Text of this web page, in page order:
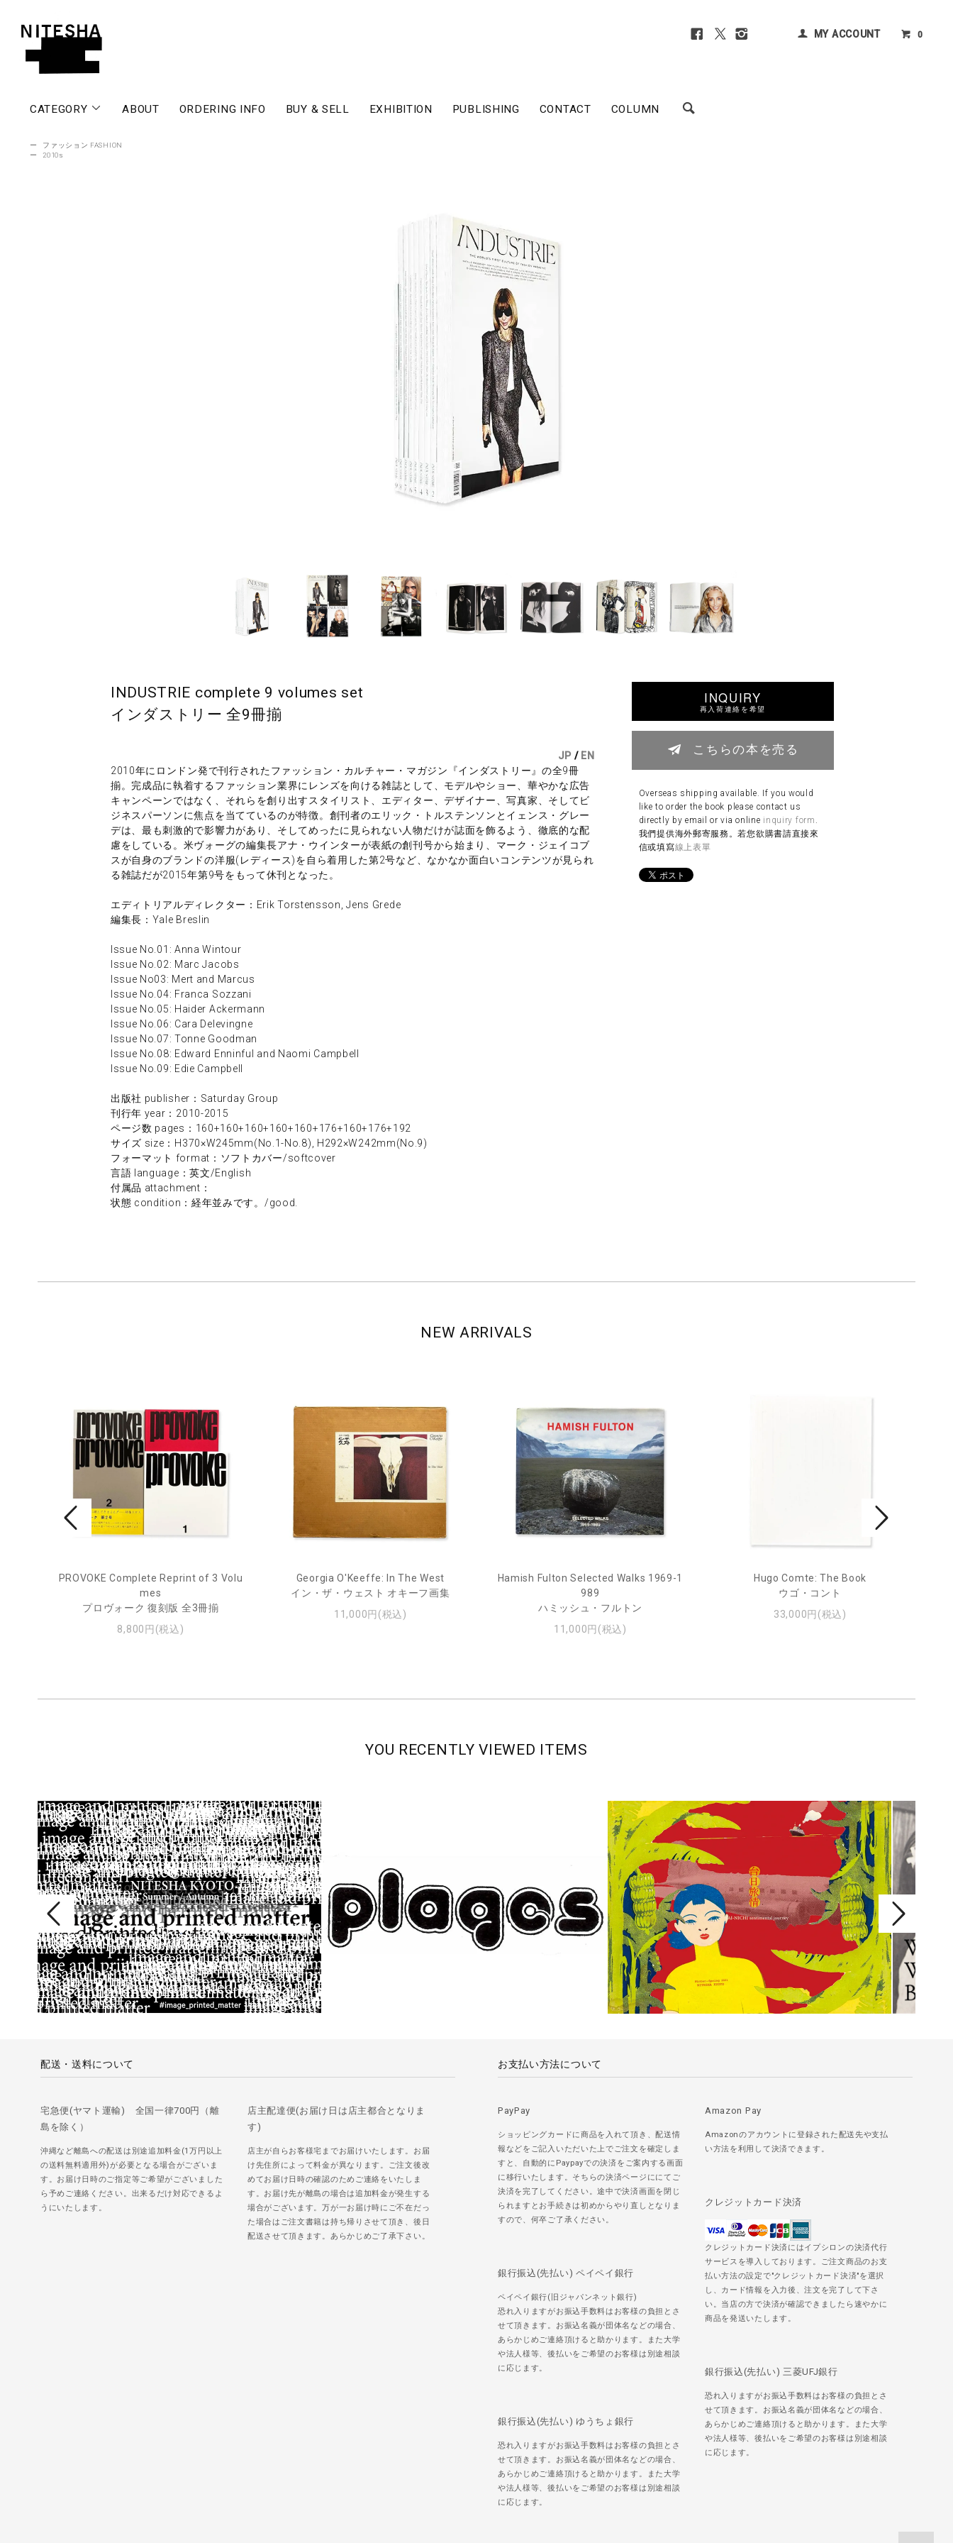
MY ACCOUNT 0
CATEGORY ABOUT ORDERING INFO BUY & SELL EXHIBITION PUBLISHING CONTACT COLUMN
ー
ファッション FASHION
ー
2010s
INDUSTRIE complete 9 volumes set
インダストリー 全9冊揃
JP / EN
2010年にロンドン発で刊行されたファッション・カルチャー・マガジン『インダストリー』の全9冊
揃。完成品に執着するファッション業界にレンズを向ける雑誌として、モデルやショー、華やかな広告
キャンペーンではなく、それらを創り出すスタイリスト、エディター、デザイナー、写真家、そしてビ
ジネスパーソンに焦点を当てているのが特徴。創刊者のエリック・トルステンソンとイェンス・グレー
デは、最も刺激的で影響力があり、そしてめったに見られない人物だけが誌面を飾るよう、徹底的な配
慮をしている。米ヴォーグの編集長アナ・ウインターが表紙の創刊号から始まり、マーク・ジェイコブ
スが自身のブランドの洋服(レディース)を自ら着用した第2号など、なかなか面白いコンテンツが見られ
る雑誌だが2015年第9号をもって休刊となった。
エディトリアルディレクター：Erik Torstensson, Jens Grede
編集長：Yale Breslin
Issue No.01: Anna Wintour
Issue No.02: Marc Jacobs
Issue No03: Mert and Marcus
Issue No.04: Franca Sozzani
Issue No.05: Haider Ackermann
Issue No.06: Cara Delevingne
Issue No.07: Tonne Goodman
Issue No.08: Edward Enninful and Naomi Campbell
Issue No.09: Edie Campbell
出版社 publisher：Saturday Group
刊行年 year：2010-2015
ページ数 pages：160+160+160+160+160+176+160+176+192
サイズ size：H370×W245mm(No.1-No.8), H292×W242mm(No.9)
フォーマット format：ソフトカバー/softcover
言語 language：英文/English
付属品 attachment：
状態 condition：経年並みです。/good.
INQUIRY
再入荷連絡を希望
こちらの本を売る
Overseas shipping available. If you would
like to order the book please contact us
directly by email or via online inquiry form .
我們提供海外郵寄服務。若您欲購書請直接來
信或填寫線上表單
NEW ARRIVALS
PROVOKE Complete Reprint of 3 Volu
mes
プロヴォーク 復刻版 全3冊揃
8,800円(税込)
Georgia O'Keeffe: In The West
イン・ザ・ウェスト オキーフ画集
11,000円(税込)
Hamish Fulton Selected Walks 1969-1
989
ハミッシュ・フルトン
11,000円(税込)
Hugo Comte: The Book
ウゴ・コント
33,000円(税込)
YOU RECENTLY VIEWED ITEMS
配送・送料について
宅急便(ヤマト運輸) 全国一律700円（離
島を除く）
沖縄など離島への配送は別途追加料金(1万円以上
の送料無料適用外)が必要となる場合がございま
す。お届け日時のご指定等ご希望がございました
ら予めご連絡ください。出来るだけ対応できるよ
うにいたします。
店主配達便(お届け日は店主都合となりま
す)
店主が自らお客様宅までお届けいたします。お届
け先住所によって料金が異なります。ご注文後改
めてお届け日時の確認のためご連絡をいたしま
す。お届け先が離島の場合は追加料金が発生する
場合がございます。万が一お届け時にご不在だっ
た場合はご注文書籍は持ち帰りさせて頂き、後日
配送させて頂きます。あらかじめご了承下さい。
お支払い方法について
PayPay
ショッピングカードに商品を入れて頂き、配送情
報などをご記入いただいた上でご注文を確定しま
すと、自動的にPaypayでの決済をご案内する画面
に移行いたします。そちらの決済ページににてご
決済を完了してください。途中で決済画面を閉じ
られますとお手続きは初めからやり直しとなりま
すので、何卒ご了承ください。
Amazon Pay
Amazonのアカウントに登録された配送先や支払
い方法を利用して決済できます。
クレジットカード決済
クレジットカード決済にはイプシロンの決済代行
サービスを導入しております。ご注文商品のお支
払い方法の設定で"クレジットカード決済"を選択
し、カード情報を入力後、注文を完了して下さ
い。当店の方で決済が確認できましたら速やかに
商品を発送いたします。
銀行振込(先払い) ペイペイ銀行
ペイペイ銀行(旧ジャパンネット銀行)
恐れ入りますがお振込手数料はお客様の負担とさ
せて頂きます。お振込名義が団体名などの場合、
あらかじめご連絡頂けると助かります。また大学
や法人様等、後払いをご希望のお客様は別途相談
に応じます。
銀行振込(先払い) 三菱UFJ銀行
恐れ入りますがお振込手数料はお客様の負担とさ
せて頂きます。お振込名義が団体名などの場合、
あらかじめご連絡頂けると助かります。また大学
や法人様等、後払いをご希望のお客様は別途相談
に応じます。
銀行振込(先払い) ゆうちょ銀行
恐れ入りますがお振込手数料はお客様の負担とさ
せて頂きます。お振込名義が団体名などの場合、
あらかじめご連絡頂けると助かります。また大学
や法人様等、後払いをご希望のお客様は別途相談
に応じます。